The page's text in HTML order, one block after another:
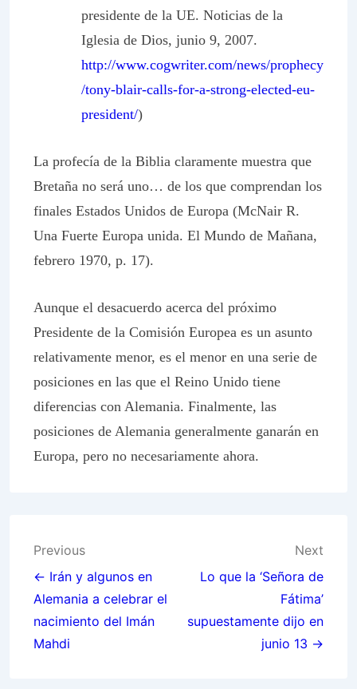
presidente de la UE. Noticias de la
Iglesia de Dios, junio 9, 2007.
http://www.cogwriter.com/news/prophecy
/tony-blair-calls-for-a-strong-elected-eu-
president/)
La profecía de la Biblia claramente muestra que
Bretaña no será uno… de los que comprendan los
finales Estados Unidos de Europa (McNair R.
Una Fuerte Europa unida. El Mundo de Mañana,
febrero 1970, p. 17).
Aunque el desacuerdo acerca del próximo
Presidente de la Comisión Europea es un asunto
relativamente menor, es el menor en una serie de
posiciones en las que el Reino Unido tiene
diferencias con Alemania. Finalmente, las
posiciones de Alemania generalmente ganarán en
Europa, pero no necesariamente ahora.
Post
navigation
Previous
← Irán y algunos en
Alemania a celebrar el
nacimiento del Imán
Mahdi
Next
Lo que la ‘Señora de
Fátima’
supuestamente dijo en
junio 13 →